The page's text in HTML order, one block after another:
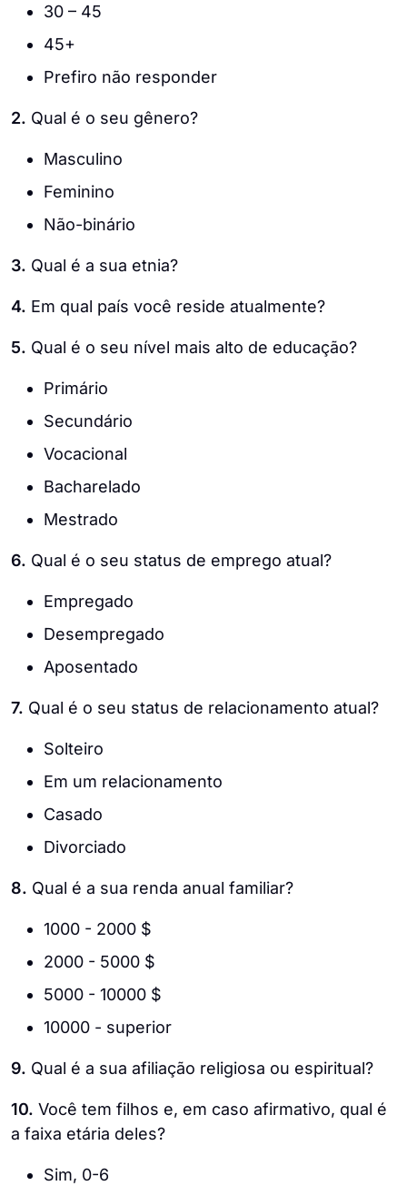
30 – 45
45+
Prefiro não responder
2. Qual é o seu gênero?
Masculino
Feminino
Não-binário
3. Qual é a sua etnia?
4. Em qual país você reside atualmente?
5. Qual é o seu nível mais alto de educação?
Primário
Secundário
Vocacional
Bacharelado
Mestrado
6. Qual é o seu status de emprego atual?
Empregado
Desempregado
Aposentado
7. Qual é o seu status de relacionamento atual?
Solteiro
Em um relacionamento
Casado
Divorciado
8. Qual é a sua renda anual familiar?
1000 - 2000 $
2000 - 5000 $
5000 - 10000 $
10000 - superior
9. Qual é a sua afiliação religiosa ou espiritual?
10. Você tem filhos e, em caso afirmativo, qual é
a faixa etária deles?
Sim, 0-6